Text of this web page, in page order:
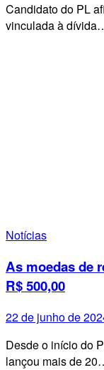
Candidato do PL
vinculada à
Notícias
As moedas de
R$ 500,00
22 de junho de
Desde o início do
lançou mais de